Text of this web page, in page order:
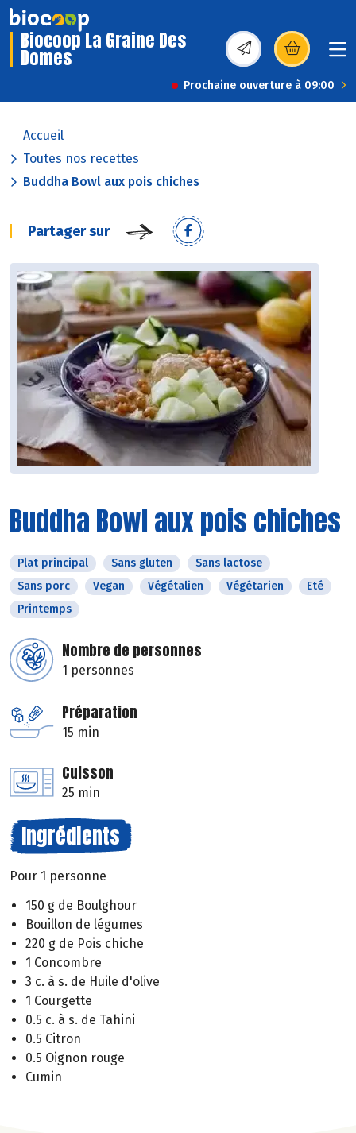
Biocoop La Graine Des
Domes (s’ouvre dans une
Prochaine ouverture à 09:00
Accueil
Toutes nos recettes
Buddha Bowl aux pois chiches
Partager sur
Buddha Bowl aux pois chiches
Plat principal Sans gluten
Sans lactose
Sans porc
Vegan Végétalien Végétarien
Eté
Printemps
Nombre de personnes
1 personnes
Préparation
15 min
Cuisson
25 min
Ingrédients
Pour 1 personne
150 g de Boulghour
Bouillon de légumes
220 g de Pois chiche
1 Concombre
3 c. à s. de Huile d'olive
1 Courgette
0.5 c. à s. de Tahini
0.5 Citron
0.5 Oignon rouge
Cumin